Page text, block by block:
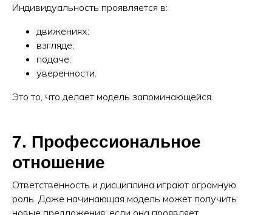
Индивидуальность проявляется в:
движениях;
взгляде;
подаче;
уверенности.
Это то, что делает модель запоминающейся.
7. Профессиональное
отношение
Ответственность и дисциплина играют огромную
роль. Даже начинающая модель может получить
новые предложения, если она проявляет